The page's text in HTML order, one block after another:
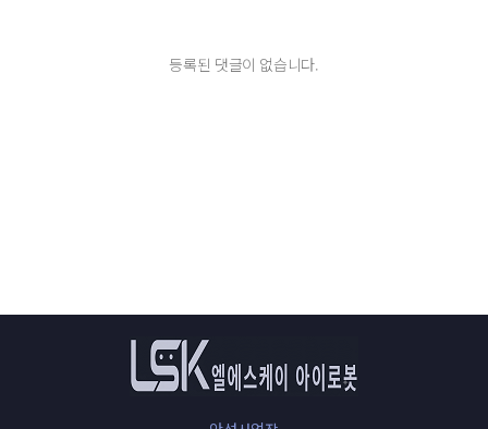
등록된 댓글이 없습니다.